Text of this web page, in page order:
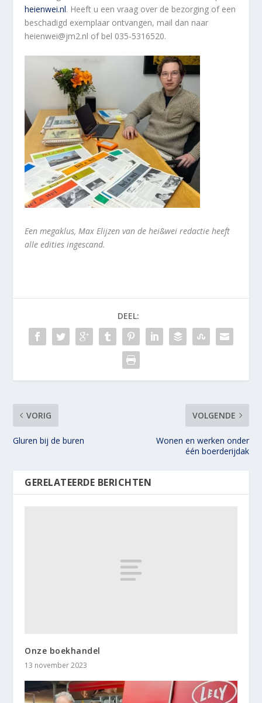
heienwei.nl. Heeft u een vraag over de bezorging of een
beschadigd exemplaar ontvangen, mail dan naar
heienwei@jm2.nl of bel 035-5316520.
Een megaklus, Max Elijzen van de hei&wei redactie heeft
alle edities ingescand.
DEEL:
VORIG
Gluren bij de buren
VOLGENDE
Wonen en werken onder
één boerderijdak
GERELATEERDE BERICHTEN
Onze boekhandel
13 november 2023